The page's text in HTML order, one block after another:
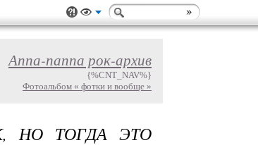
Аппа-паппа рок-архив
{%CNT_NAV%}
Фотоальбом « фотки и вообще »
НО ТОГДА ЭТО